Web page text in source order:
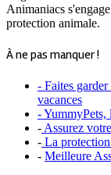
Animaniacs
protection animale.
À ne pas manquer !
- Faites
vacances
- YummyPets,
- Assurez
- La
- Meilleure